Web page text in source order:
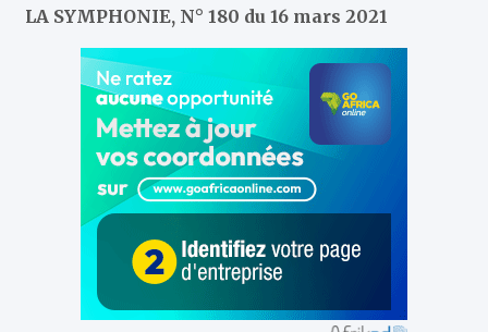
LA SYMPHONIE, N° 180 du 16 mars 2021